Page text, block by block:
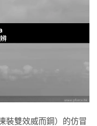
裝雙效威而鋼）的仿冒